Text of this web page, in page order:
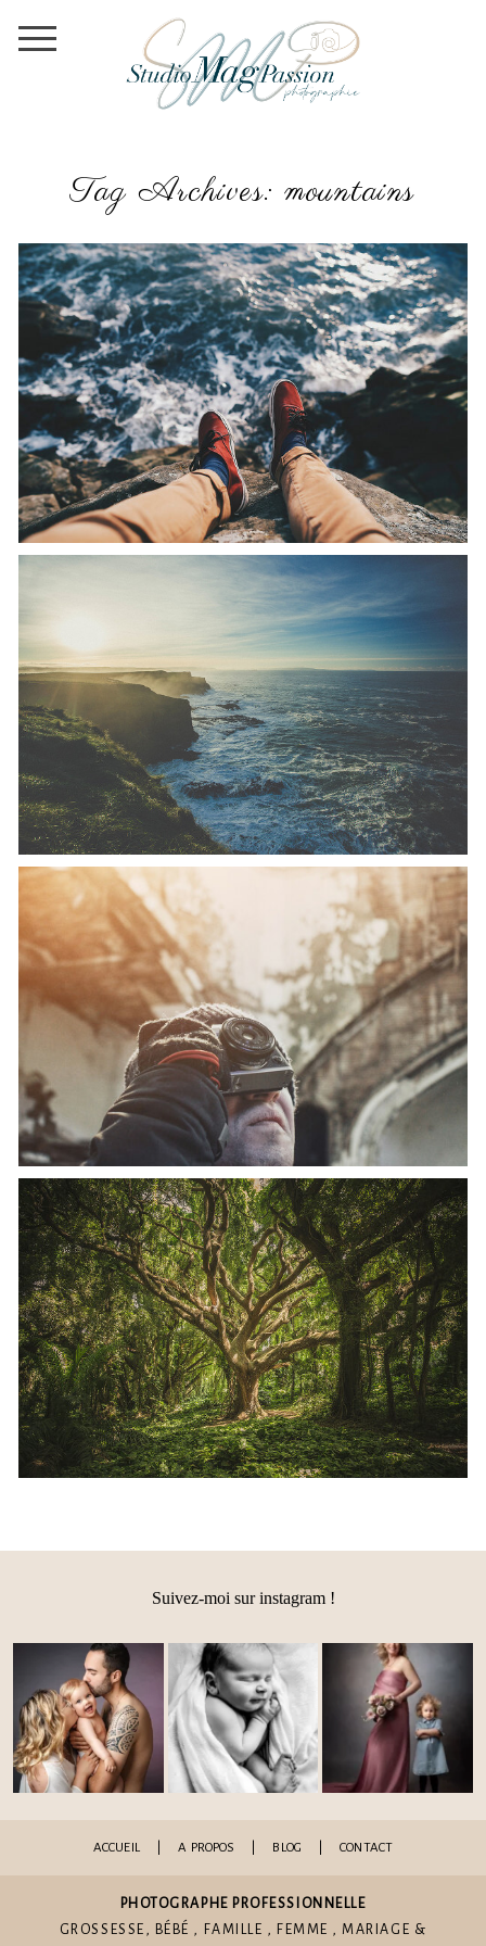
Tag Archives:mountains
THESE SHOES TAKE ME EVERYWHERE
WHEN THE SUN GOES DOWN
SUDDENLY YOU ARE DOING THE IMPOSSIBLE
EYWA THE ONLY ONE
Suivez-moi sur instagram !
ACCUEIL A PROPOS BLOG CONTACT
PHOTOGRAPHE PROFESSIONNELLE
GROSSESSE , BÉBÉ , FAMILLE , FEMME ,MARIAGE &